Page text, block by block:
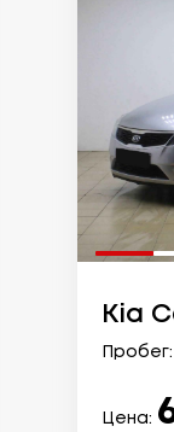
Kia
Пробег:
Цена: